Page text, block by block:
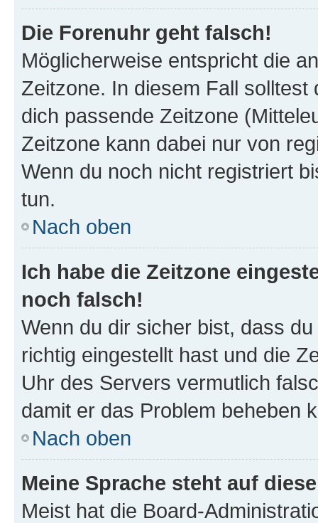
Die Forenuhr geht falsch!
Möglicherweise entspricht die
Zeitzone. In diesem Fall solltest
dich passende Zeitzone
Zeitzone kann dabei nur von
Wenn du noch nicht registriert
tun.
Nach oben
Ich habe die Zeitzone
noch falsch!
Wenn du dir sicher bist, dass
richtig eingestellt hast und die
Uhr des Servers vermutlich
damit er das Problem beheben
Nach oben
Meine Sprache steht auf
Meist hat die Board-